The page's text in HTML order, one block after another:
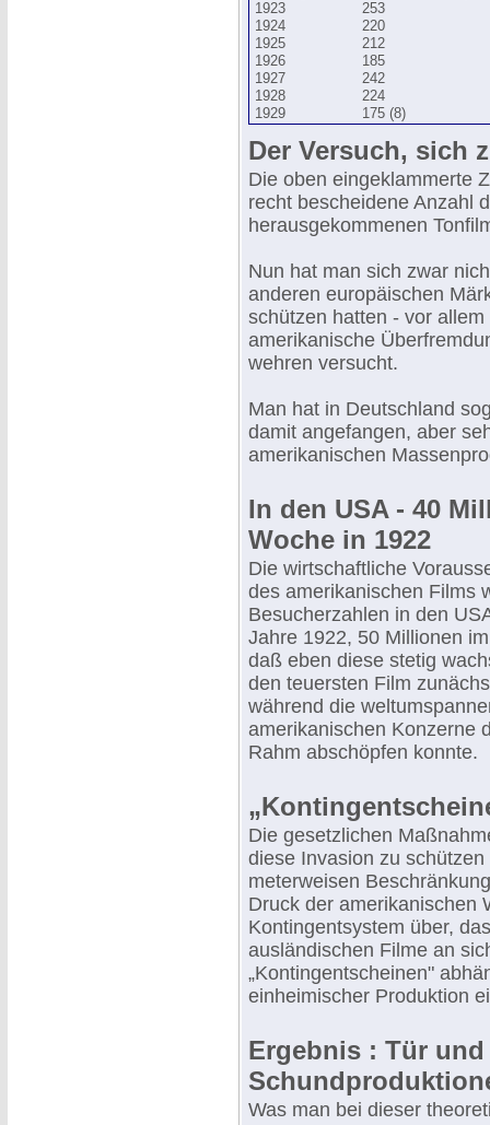
1923
253
1924
220
1925
212
1926
185
1927
242
1928
224
1929
175 (8)
Der Versuch, sich
Die oben eingeklammerte
recht bescheidene Anzahl
herausgekommenen
Nun hat man sich zwar
anderen europäischen
schützen hatten - vor
amerikanische
wehren versucht.
Man hat in Deutschland
damit angefangen, aber
amerikanischen
In den USA - 40
Woche in 1922
Die wirtschaftliche
des amerikanischen Films
Besucherzahlen in den
Jahre 1922, 50 Millionen
daß eben diese stetig
den teuersten Film
während die
amerikanischen Konzerne
Rahm abschöpfen konnte.
Die gesetzlichen
diese Invasion zu
meterweisen
Druck der amerikanischen
Kontingentsystem über,
ausländischen Filme an
„Kontingentscheinen"
einheimischer Produktion
Ergebnis : Tür
Was man bei dieser